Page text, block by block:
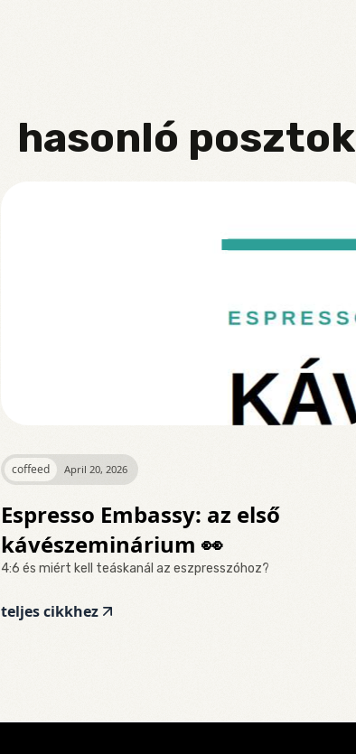
hasonló posztok
coffeed April 20, 2026
Espresso Embassy: az első
kávészeminárium 👀
4:6 és miért kell teáskanál az eszpresszóhoz?
teljes cikkhez